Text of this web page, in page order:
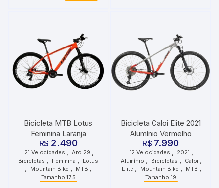
Bicicleta MTB Lotus
Feminina Laranja
R$ 2.490
21 Velocidades Aro 29
Bicicletas Feminina Lotus
Mountain Bike MTB
Tamanho 17.5
Bicicleta Caloi Elite 2021
Alumínio Vermelho
R$ 7.990
12 Velocidades 2021
Alumínio Bicicletas Caloi
Elite Mountain Bike MTB
Tamanho 19